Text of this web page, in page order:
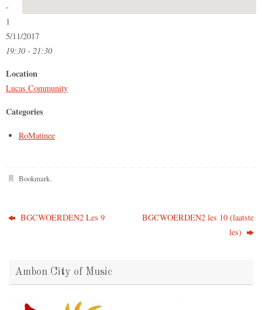
-
1
5/11/2017
19:30 - 21:30
Location
Lucas Community
Categories
RoMatinee
Bookmark.
BGCWOERDEN2 Les 9
BGCWOERDEN2 les 10 (laatste
les)
Ambon City of Music